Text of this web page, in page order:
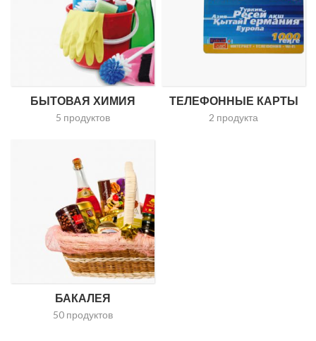
БЫТОВАЯ ХИМИЯ
5 продуктов
ТЕЛЕФОННЫЕ КАРТЫ
2 продукта
БАКАЛЕЯ
50 продуктов